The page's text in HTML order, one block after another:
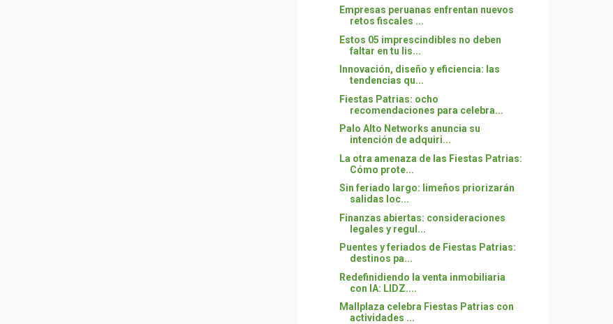
Empresas peruanas enfrentan nuevos
retos fiscales ...
Estos 05 imprescindibles no deben
faltar en tu lis...
Innovación, diseño y eficiencia: las
tendencias qu...
Fiestas Patrias: ocho
recomendaciones para celebra...
Palo Alto Networks anuncia su
intención de adquiri...
La otra amenaza de las Fiestas Patrias:
Cómo prote...
Sin feriado largo: limeños priorizarán
salidas loc...
Finanzas abiertas: consideraciones
legales y regul...
Puentes y feriados de Fiestas Patrias:
destinos pa...
Redefinidiendo la venta inmobiliaria
con IA: LIDZ....
Mallplaza celebra Fiestas Patrias con
actividades ...